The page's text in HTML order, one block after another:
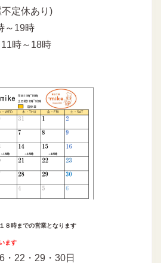
定休あり)
～19時
～18時
８時までの営業となります
ます
・22・29・30日